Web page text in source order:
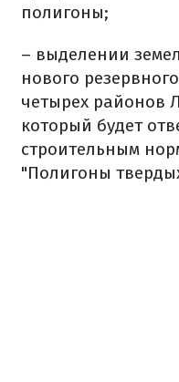
полигоны;
– выделении
нового
четырех районов
который будет
строительным
"Полигоны